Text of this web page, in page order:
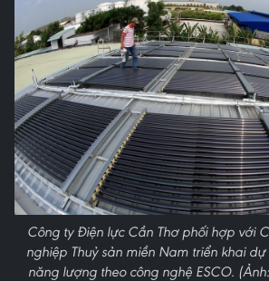
Công ty Điện lực Cần Thơ phối hợp với
nghiệp Thuỷ sản miền Nam triển khai
năng lượng theo công nghệ ESCO.